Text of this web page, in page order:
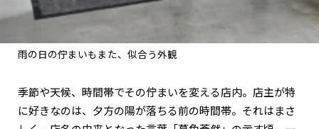
雨の日の佇まいもまた、似合う外観
季節や天候、時間帯でその佇まいを変える店内。店主が特
に好きなのは、夕方の陽が落ちる前の時間帯。それはまさ